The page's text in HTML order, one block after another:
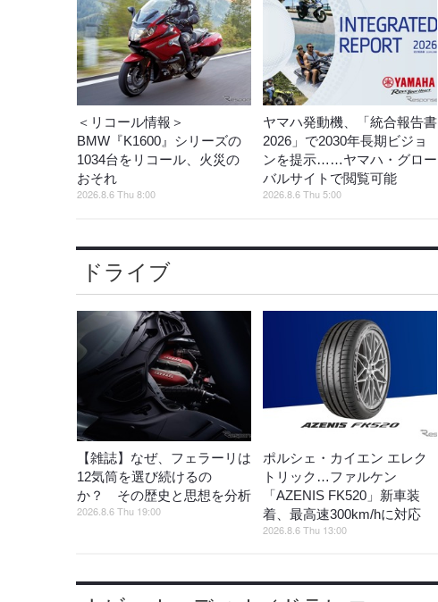
＜リコール情報＞
BMW『K1600』シリーズの
1034台をリコール、火災の
おそれ
2026.8.6 Thu 8:00
ヤマハ発動機、「統合報告書
2026」で2030年長期ビジョ
ンを提示……ヤマハ・グロー
バルサイトで閲覧可能
2026.8.6 Thu 5:00
ドライブ
【雑誌】なぜ、フェラーリは
12気筒を選び続けるの
か？ その歴史と思想を分析
2026.8.6 Thu 19:00
ポルシェ・カイエン エレク
トリック…ファルケン
「AZENIS FK520」新車装
着、最高速300km/hに対応
2026.8.6 Thu 13:00